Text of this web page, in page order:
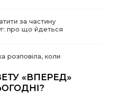
за частину
про що йдеться
розповіла, коли
виплати та статус
«ВПЕРЕД»